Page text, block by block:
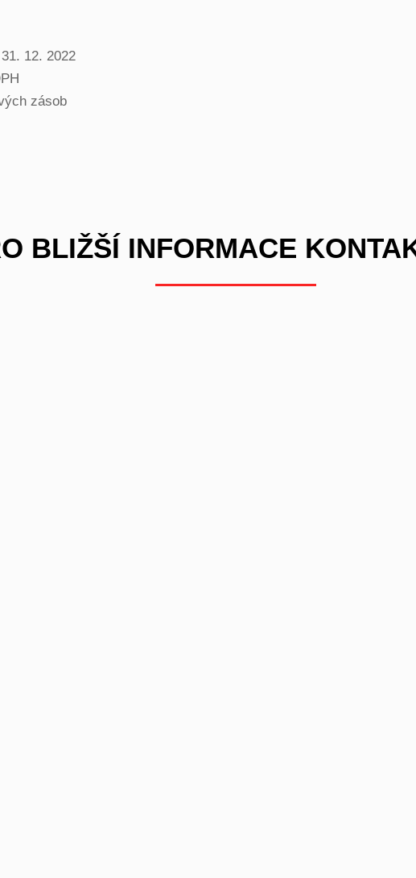
12. 2022
zásob
BLIŽŠÍ INFORMACE